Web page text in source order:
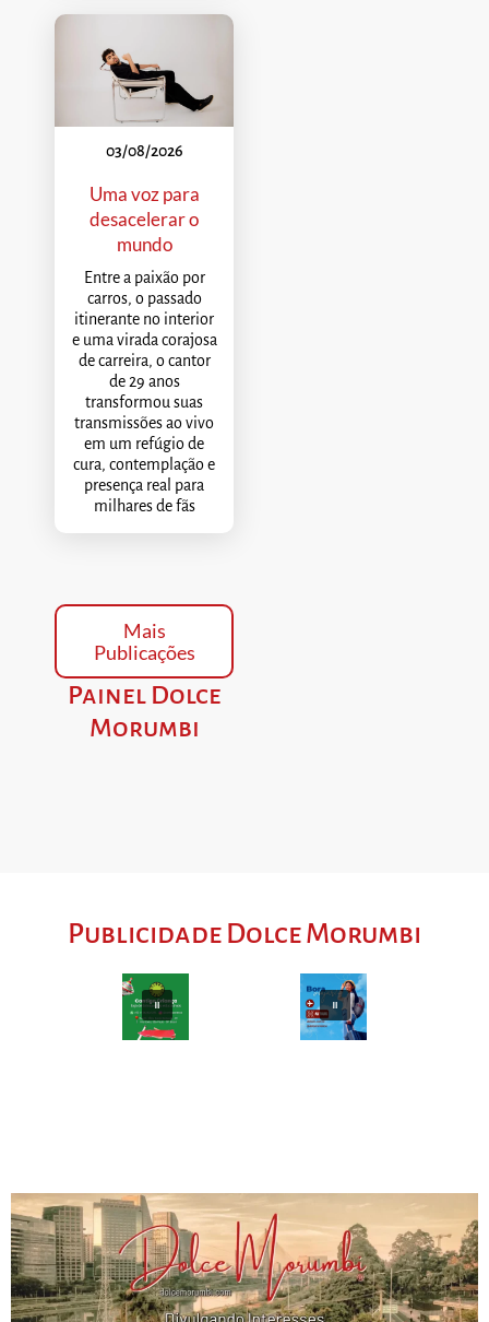
03/08/2026
Uma voz para
desacelerar o
mundo
Entre a paixão por
carros, o passado
itinerante no interior
e uma virada corajosa
de carreira, o cantor
de 29 anos
transformou suas
transmissões ao vivo
em um refúgio de
cura, contemplação e
presença real para
milhares de fãs
Mais
Publicações
Painel Dolce
Morumbi
Publicidade Dolce Morumbi